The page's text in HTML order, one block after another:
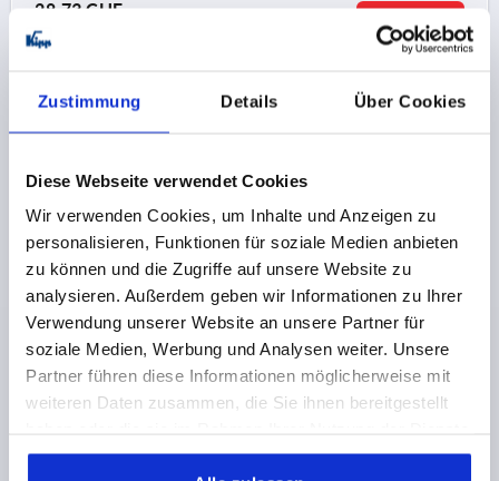
Zustimmung Details Über Cookies
Diese Webseite verwendet Cookies
Wir verwenden Cookies, um Inhalte und Anzeigen zu
personalisieren, Funktionen für soziale Medien anbieten
zu können und die Zugriffe auf unsere Website zu
analysieren. Außerdem geben wir Informationen zu Ihrer
Verwendung unserer Website an unsere Partner für
soziale Medien, Werbung und Analysen weiter. Unsere
Partner führen diese Informationen möglicherweise mit
weiteren Daten zusammen, die Sie ihnen bereitgestellt
gesammelt haben.
28,73 CHF
zzgl. Versandkosten
DETAILS
K0472
ROHRVERBINDER KREUZSTÜCK ALUMINIUM, FÜR
RUNDROHRE, KOMP:STAHL, A=40,2, B=40,2
INNENDURCHMESSER=40,2
INNENDURCHMESSER=40,2
C=50
D=60 E=60 G=61 H=75 K=75 L=111
M=61
R=57
S=M8X60